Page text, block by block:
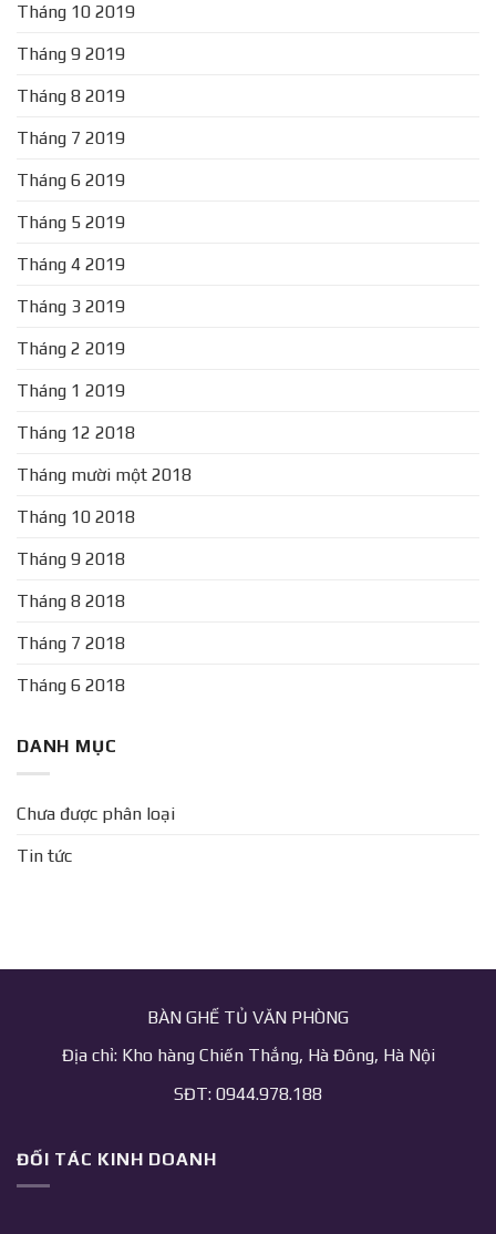
Tháng 10 2019
Tháng 9 2019
Tháng 8 2019
Tháng 7 2019
Tháng 6 2019
Tháng 5 2019
Tháng 4 2019
Tháng 3 2019
Tháng 2 2019
Tháng 1 2019
Tháng 12 2018
Tháng mười một 2018
Tháng 10 2018
Tháng 9 2018
Tháng 8 2018
Tháng 7 2018
Tháng 6 2018
DANH MỤC
Chưa được phân loại
Tin tức
BÀN GHẾ TỦ VĂN PHÒNG
Địa chỉ: Kho hàng Chiến Thắng, Hà Đông, Hà Nội
SĐT: 0944.978.188
ĐỐI TÁC KINH DOANH